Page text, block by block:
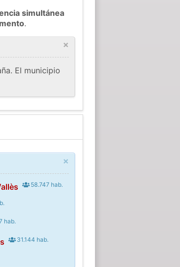
simultánea
.
×
El municipio
×
58.747 hab.
hab.
31.144 hab.